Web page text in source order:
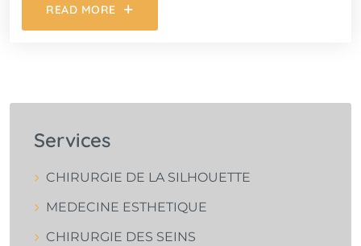
READ MORE
Services
CHIRURGIE DE LA SILHOUETTE
MEDECINE ESTHETIQUE
CHIRURGIE DES SEINS